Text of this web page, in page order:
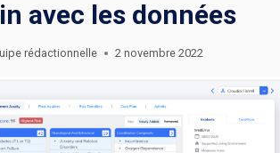
avec les données
rédactionnelle 2 novembre 2022